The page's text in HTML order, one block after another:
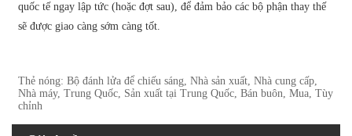
quốc tế ngay lập tức (hoặc đợt sau), để đảm bảo các bộ phận thay thế
sẽ được giao càng sớm càng tốt.
Thẻ nóng: Bộ đánh lửa để chiếu sáng, Nhà sản xuất, Nhà cung cấp,
Nhà máy, Trung Quốc, Sản xuất tại Trung Quốc, Bán buôn, Mua, Tùy
chỉnh